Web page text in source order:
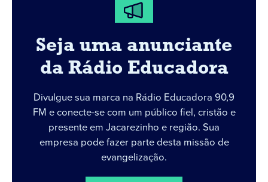
Seja uma anunciante
da Rádio Educadora
Divulgue sua marca na Rádio Educadora 90,9
FM e conecte-se com um público fiel, cristão e
presente em Jacarezinho e região. Sua
empresa pode fazer parte desta missão de
evangelização.